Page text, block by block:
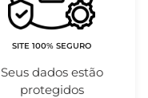
SITE 100% SEGURO
Seus dados estão
protegidos